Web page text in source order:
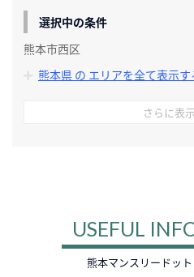
選択中の条件
熊本市西区
熊本県 の エリアを全て表示す
さらに表示
USEFUL
熊本マンスリードッ